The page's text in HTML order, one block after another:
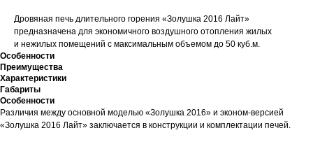
Дровяная печь длительного горения «Золушка 2016 Лайт»
предназначена для экономичного воздушного отопления жилых
и нежилых помещений с максимальным объемом до 50 куб.м.
Особенности
Преимущества
Характеристики
Габариты
Особенности
Различия между основной моделью «Золушка 2016» и эконом-версией
«Золушка 2016 Лайт» заключается в конструкции и комплектации печей.